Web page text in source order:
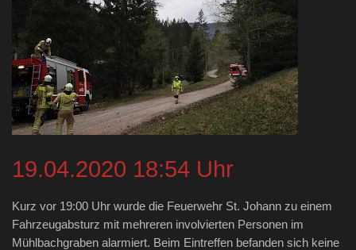
19.04.2020 18:54 Uhr
Kurz vor 19:00 Uhr wurde die Feuerwehr St. Johann zu einem
Fahrzeugabsturz mit mehreren involvierten Personen im
Mühlbachgraben alarmiert. Beim Eintreffen befanden sich keine